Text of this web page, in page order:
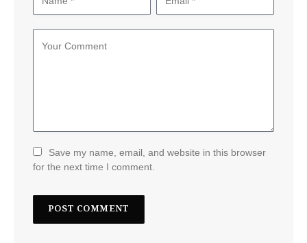
Save my name, email, and website in this browser
for the next time I comment.